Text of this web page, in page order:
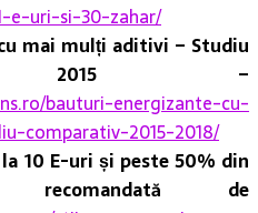
e-uri-si-30-zahar/
mai mulți aditivi – Studiu
2015 –
bauturi-energizante-cu-
comparativ-2015-2018/
10 E-uri și peste 50% din
de